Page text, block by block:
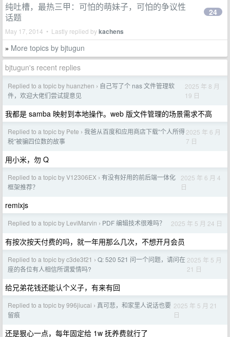
纯吐槽，最热三甲：可怕的萌妹子，可怕的争议性
话题
May 17, 2014 • Lastly replied bykachens
24
» More topics by bjtugun
bjtugun's recent replies
Replied to a topic by huanzhen › 自己写了个 nas 文件管理软
件，欢迎大佬们尝试提意见
2025 年 8 月
19 日
我都是 samba 映射到本地操作。web 版文件管理的场景需求不高
Replied to a topic by Pete › 我爸从百度和应用商店下载“个人所得
税”被骗四位数的故事
2025 年 6 月
7 日
用小米，勿 Q
Replied to a topic by V12306EX › 有没有好用的前后端一体化
框架推荐？
2025 年 6 月 4
日
remixjs
Replied to a topic by LeviMarvin › PDF 编辑技术很难吗？ 2025 年 5 月 24 日
有按次按天付费的吗，就一年用那么几次，不想开月会员
Replied to a topic by c3de3f21 › Q: 520 521 问一个问题，请问在
座的各位有人相信所谓爱情吗?
2025 年 5 月
21 日
给兄弟花钱还能认个义子，有来有回
Replied to a topic by 996jiucai › 真可悲，和家里人说话也要
留痕
2025 年 5 月 21
日
还是狠心一点，每年固定给 1w 抚养费就行了